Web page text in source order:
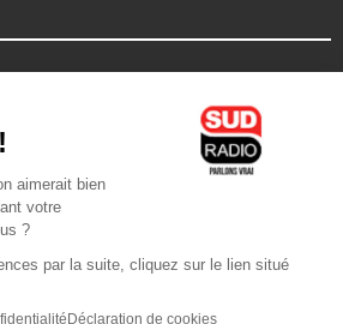
/ Android
l'application